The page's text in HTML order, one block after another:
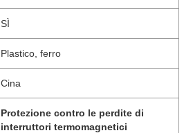
SÌ
Plastico, ferro
Cina
Protezione contro le perdite di
interruttori termomagnetici